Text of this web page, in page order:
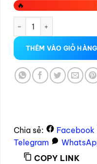
🔥
son rung tình yêu số lượng
THÊM VÀO GIỎ HÀNG
Chia sẻ: Facebook
Telegram
COPY LINK